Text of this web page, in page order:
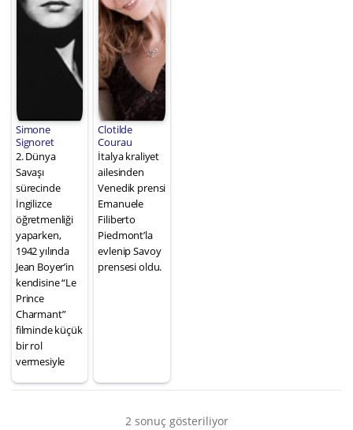
Simone
Signoret
2. Dünya
Savaşı
sürecinde
İngilizce
öğretmenliği
yaparken,
1942 yılında
Jean Boyer’in
kendisine “Le
Prince
Charmant”
filminde küçük
bir rol
vermesiyle
Clotilde
Courau
İtalya kraliyet
ailesinden
Venedik prensi
Emanuele
Filiberto
Piedmont’la
evlenip Savoy
prensesi oldu.
2 sonuç gösteriliyor